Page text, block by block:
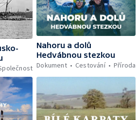
Nahoru a dolů
Hedvábnou stezkou
Dokument
Cestování Příroda